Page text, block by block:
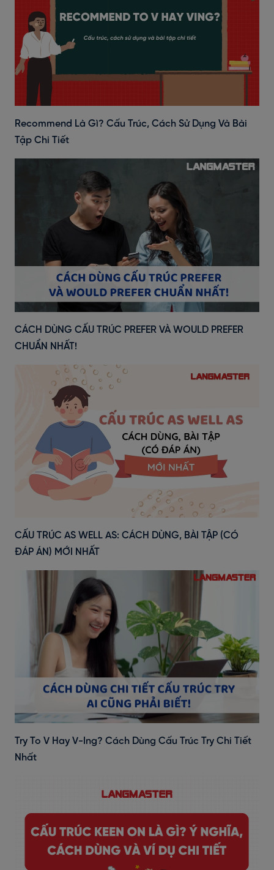
Recommend Là Gì? Cấu Trúc, Cách Sử Dụng Và Bài
Tập Chi Tiết
CÁCH DÙNG CẤU TRÚC PREFER VÀ WOULD PREFER
CHUẨN NHẤT!
CẤU TRÚC AS WELL AS: CÁCH DÙNG, BÀI TẬP (CÓ
ĐÁP ÁN) MỚI NHẤT
Try To V Hay V-Ing? Cách Dùng Cấu Trúc Try Chi Tiết
Nhất